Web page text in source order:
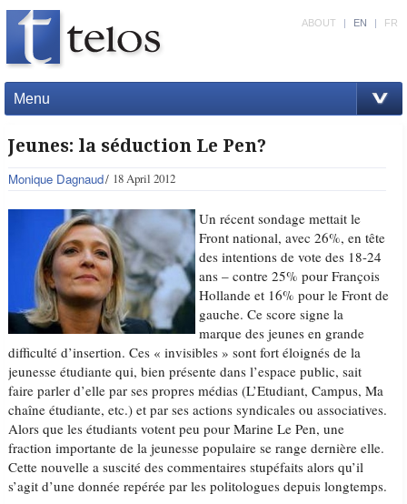
Menu
ABOUT | EN | FR
Jeunes: la séduction Le Pen?
Monique Dagnaud 18 April 2012
Un récent sondage mettait le
Front national, avec 26%, en tête
des intentions de vote des 18-24
ans – contre 25% pour François
Hollande et 16% pour le Front de
gauche. Ce score signe la
marque des jeunes en grande
difficulté d’insertion. Ces « invisibles » sont fort éloignés de la
jeunesse étudiante qui, bien présente dans l’espace public, sait
faire parler d’elle par ses propres médias (L’Etudiant, Campus, Ma
chaîne étudiante, etc.) et par ses actions syndicales ou associatives.
Alors que les étudiants votent peu pour Marine Le Pen, une
fraction importante de la jeunesse populaire se range dernière elle.
Cette nouvelle a suscité des commentaires stupéfaits alors qu’il
s’agit d’une donnée repérée par les politologues depuis longtemps.